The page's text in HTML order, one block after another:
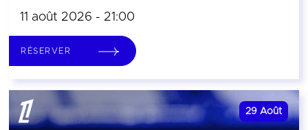
11 août 2026 - 21:00
RÉSERVER
29 Août